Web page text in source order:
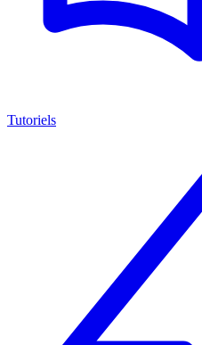
Tutoriels